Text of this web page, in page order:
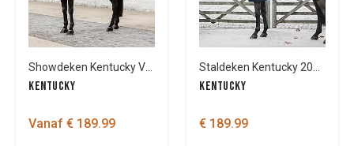
KENTUCKY
Vanaf € 189.99
KENTUCKY
€ 189.99